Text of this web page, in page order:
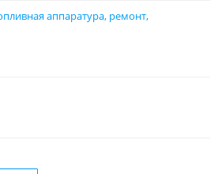
аппаратура, ремонт,